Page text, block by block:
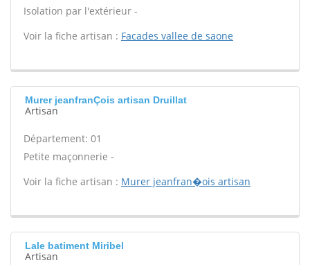
Isolation par l'extérieur -
Voir la fiche artisan : Facades vallee de saone
Murer jeanfranÇois artisan Druillat
Artisan
Département: 01
Petite maçonnerie -
Voir la fiche artisan : Murer jeanfran�ois artisan
Lale batiment Miribel
Artisan